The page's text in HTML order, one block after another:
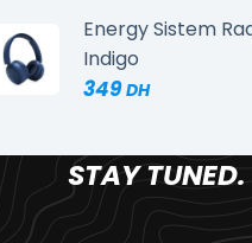
Energy Sistem
Indigo
349
STAY TUNED.